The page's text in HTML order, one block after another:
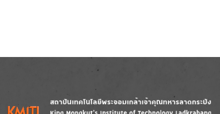
Image